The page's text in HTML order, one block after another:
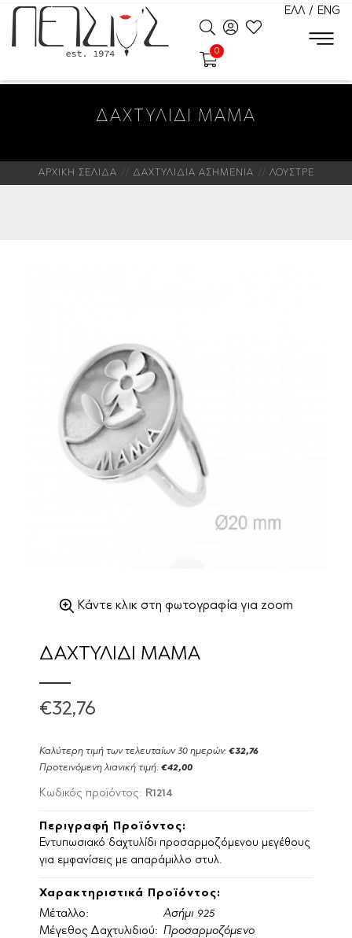
ΕΛΛ / ENG
0
ΔΑΧΤΥΛΙΔΙ ΜΑΜΑ
ΑΡΧΙΚΗ ΣΕΛΙΔΑ ΔΑΧΤΥΛΙΔΙΑ ΑΣΗΜΕΝΙΑ ΛΟΥΣΤΡΕ
Κάντε κλικ στη φωτογραφία για zoom
ΔΑΧΤΥΛΙΔΙ ΜΑΜΑ
€32,76
Καλύτερη τιμή των τελευταίων 30 ημερών: €32,76
Προτεινόμενη λιανική τιμή: €42,00
Κωδικός προϊόντος: R1214
Περιγραφή Προϊόντος:
Εντυπωσιακό δαχτυλίδι προσαρμοζόμενου μεγέθους
για εμφανίσεις με απαράμιλλο στυλ.
Χαρακτηριστικά Προϊόντος:
Μέταλλο:
Ασήμι 925
Μέγεθος Δαχτυλιδιού: Προσαρμοζόμενο